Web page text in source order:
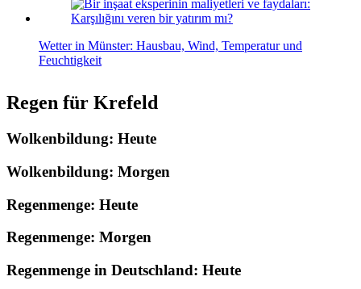
Wetter in Münster: Hausbau, Wind, Temperatur und
Feuchtigkeit
Regen für Krefeld
Wolkenbildung: Heute
Wolkenbildung: Morgen
Regenmenge: Heute
Regenmenge: Morgen
Regenmenge in Deutschland: Heute